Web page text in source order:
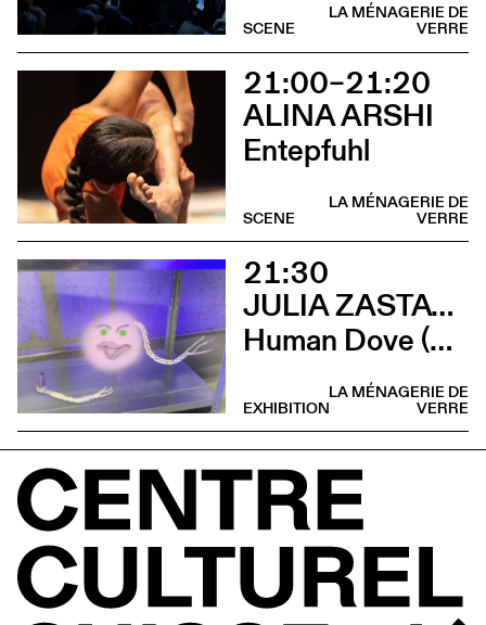
LA MÉNAGERIE DE
VERRE
SCENE
21:00–21:20
ALINA ARSHI
Entepfuhl
LA MÉNAGERIE DE
VERRE
SCENE
21:30
JULIA ZASTAVA
Human Dove (Concert Abdominal Marmalade Agency)
LA MÉNAGERIE DE
VERRE
EXHIBITION